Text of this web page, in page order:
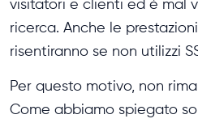
visitatori e clienti ed è mal
ricerca. Anche le
risentiranno se non utilizzi
Per questo motivo, non
Come abbiamo spiegato